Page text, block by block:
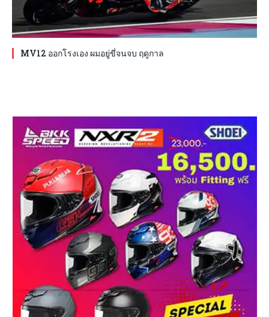
MV12 ออกโรงเอง ผมอยู่ขี่จนจบ ฤดูกาล